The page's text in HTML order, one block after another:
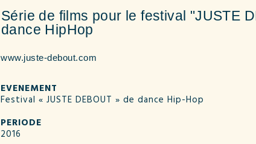
Série de films pour le festival "JUSTE
dance HipHop
www.juste-debout.com
EVENEMENT
Festival « JUSTE DEBOUT » de dance Hip-Hop
PERIODE
2016